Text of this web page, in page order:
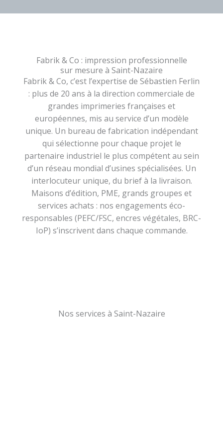
Fabrik & Co : impression professionnelle
sur mesure à Saint-Nazaire
Fabrik & Co, c’est l’expertise de Sébastien Ferlin
: plus de 20 ans à la direction commerciale de
grandes imprimeries françaises et
européennes, mis au service d’un modèle
unique. Un bureau de fabrication indépendant
qui sélectionne pour chaque projet le
partenaire industriel le plus compétent au sein
d’un réseau mondial d’usines spécialisées. Un
interlocuteur unique, du brief à la livraison.
Maisons d’édition, PME, grands groupes et
services achats : nos engagements éco-
responsables (PEFC/FSC, encres végétales, BRC-
IoP) s’inscrivent dans chaque commande.
Nos services à Saint-Nazaire